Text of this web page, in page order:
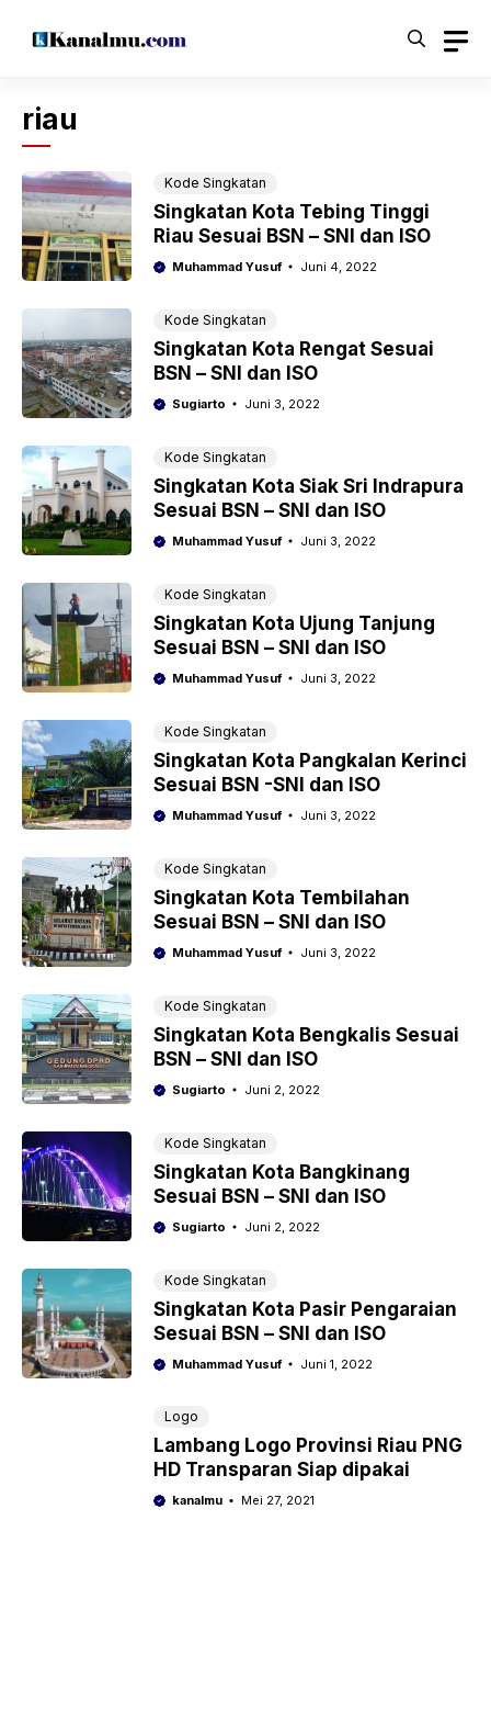
riau
Kode Singkatan
Singkatan Kota Tebing Tinggi
Riau Sesuai BSN – SNI dan ISO
Muhammad Yusuf Juni 4, 2022
Kode Singkatan
Singkatan Kota Rengat Sesuai
BSN – SNI dan ISO
Sugiarto Juni 3, 2022
Kode Singkatan
Singkatan Kota Siak Sri Indrapura
Sesuai BSN – SNI dan ISO
Muhammad Yusuf Juni 3, 2022
Kode Singkatan
Singkatan Kota Ujung Tanjung
Sesuai BSN – SNI dan ISO
Muhammad Yusuf Juni 3, 2022
Kode Singkatan
Singkatan Kota Pangkalan Kerinci
Sesuai BSN -SNI dan ISO
Muhammad Yusuf Juni 3, 2022
Kode Singkatan
Singkatan Kota Tembilahan
Sesuai BSN – SNI dan ISO
Muhammad Yusuf Juni 3, 2022
Kode Singkatan
Singkatan Kota Bengkalis Sesuai
BSN – SNI dan ISO
Sugiarto Juni 2, 2022
Kode Singkatan
Singkatan Kota Bangkinang
Sesuai BSN – SNI dan ISO
Sugiarto Juni 2, 2022
Kode Singkatan
Singkatan Kota Pasir Pengaraian
Sesuai BSN – SNI dan ISO
Muhammad Yusuf Juni 1, 2022
Logo
Lambang Logo Provinsi Riau PNG
HD Transparan Siap dipakai
kanalmu Mei 27, 2021